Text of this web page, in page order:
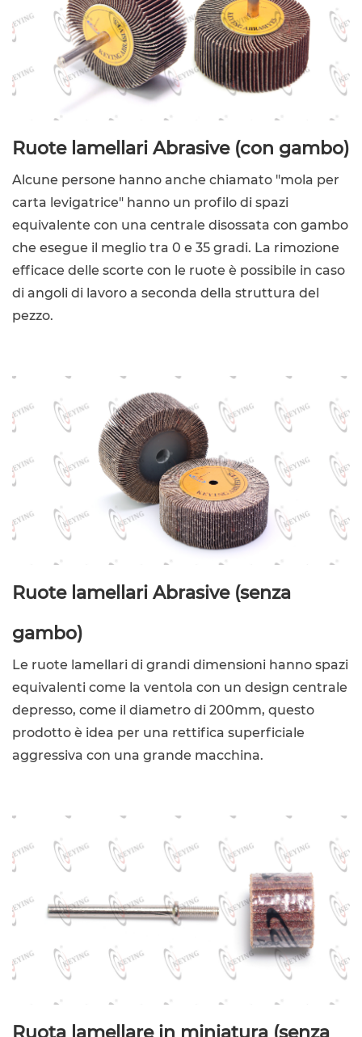
Ruote lamellari Abrasive (con gambo)
Alcune persone hanno anche chiamato "mola per
carta levigatrice" hanno un profilo di spazi
equivalente con una centrale disossata con gambo
che esegue il meglio tra 0 e 35 gradi. La rimozione
efficace delle scorte con le ruote è possibile in caso
di angoli di lavoro a seconda della struttura del
pezzo.
Ruote lamellari Abrasive (senza
gambo)
Le ruote lamellari di grandi dimensioni hanno spazi
equivalenti come la ventola con un design centrale
depresso, come il diametro di 200mm, questo
prodotto è idea per una rettifica superficiale
aggressiva con una grande macchina.
Ruota lamellare in miniatura (senza